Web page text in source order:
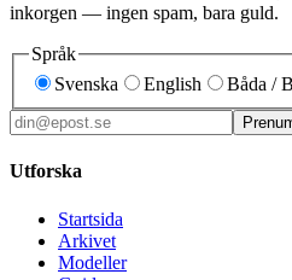
inkorgen — ingen spam, bara guld.
Språk
Svenska
English Båda /
Utforska
Startsida
Arkivet
Modeller